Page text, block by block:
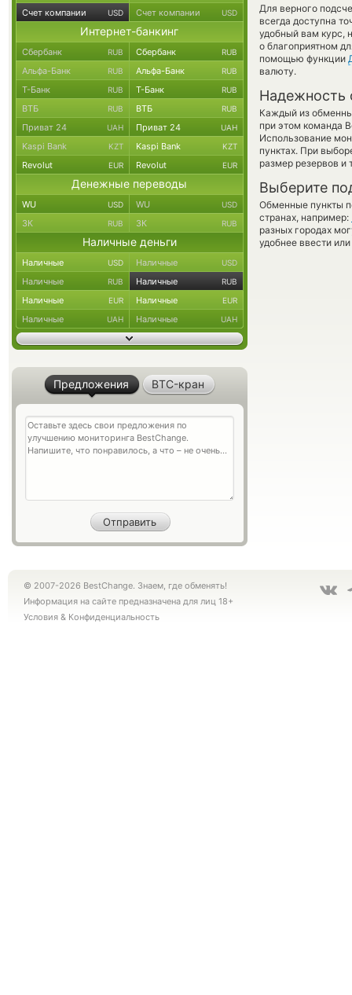
Для верного
всегда доступна
удобный вам курс,
о благоприятном
помощью функции
валюту.
Надежность
Каждый из
при этом команда
Использование
пунктах. При
размер резервов и
Выберите
Обменные пункты
странах, например:
разных городах
удобнее ввести
Счет компании USD Счет компании USD
Интернет-банкинг
Сбербанк RUB Сбербанк RUB
Альфа-Банк RUB Альфа-Банк RUB
Т-Банк RUB Т-Банк RUB
ВТБ RUB ВТБ RUB
Приват 24 UAH Приват 24 UAH
Kaspi Bank KZT Kaspi Bank KZT
Revolut EUR Revolut EUR
Денежные переводы
WU USD WU USD
ЗК RUB ЗК RUB
Наличные деньги
Наличные USD Наличные USD
Наличные RUB Наличные RUB
Наличные EUR Наличные EUR
Наличные UAH Наличные UAH
Предложения BTC-кран
© 2007-2026 BestChange. Знаем, где обменять!
Информация на сайте предназначена для лиц 18+
Условия & Конфиденциальность